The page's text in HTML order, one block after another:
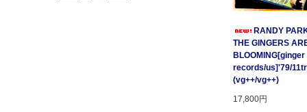
RANDY
THE GINGERS
BLOOMING[ginger
records/us]'79/
(vg++/vg++)
17,800円